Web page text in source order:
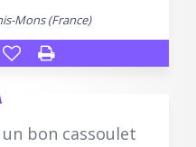
Mons (France)
bon cassoulet